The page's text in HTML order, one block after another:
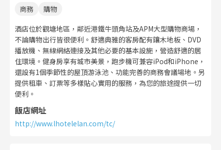
商務
購物
酒店位於觀塘地區，鄰近港鐵牛頭角站及APM大型購物商場，
不論購物出行皆很便利。舒適典雅的客房配有鑲木地板、DVD
播放機、無線網絡連接及其他必要的基本設施，營造舒適的居
住環境。健身房享有城市美景，跑步機可兼容iPod和iPhone，
還設有1個季節性的屋頂游泳池、功能完善的商務會議場地。另
提供租車、訂票等多樣貼心實用的服務，為您的旅途提供一切
便利。
飯店網址
http://www.lhotelelan.com/tc/